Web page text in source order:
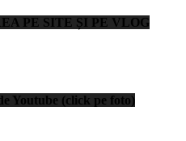
PE SITE ȘI PE VLOG
Youtube (click pe foto)